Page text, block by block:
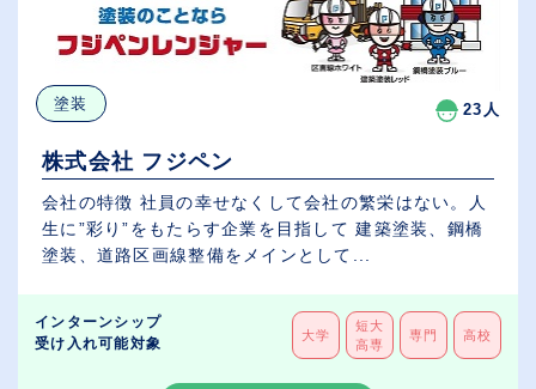
塗装 23人
株式会社 フジペン
会社の特徴 社員の幸せなくして会社の繁栄はない。人
生に”彩り”をもたらす企業を目指して 建築塗装、鋼橋
塗装、道路区画線整備をメインとして...
インターンシップ
受け入れ可能対象
大学
短大
高専
専門 高校